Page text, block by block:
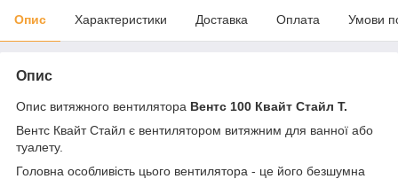
Опис Характеристики Доставка Оплата Умови
Опис
Опис витяжного вентилятора Вентс 100 Квайт Стайл Т.
Вентс Квайт Стайл є вентилятором витяжним для ванної або
туалету.
Головна особливість цього вентилятора - це його безшумна